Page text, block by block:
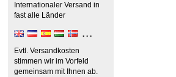
Internationaler Versand in
fast alle Länder
Evtl. Versandkosten
stimmen wir im Vorfeld
gemeinsam mit Ihnen ab.